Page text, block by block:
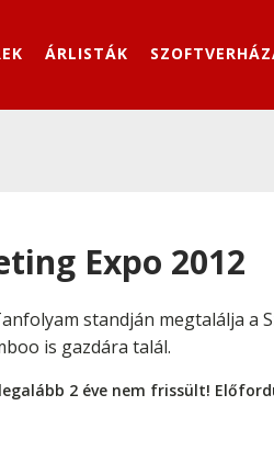
ÁRLISTÁK
Expo 2012
standján megtalálja a
is gazdára talál.
2 éve nem frissült!